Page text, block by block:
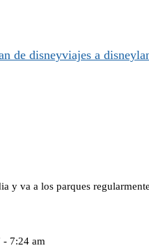
de disneyviajes a
y va a los parques
- 7:24 am